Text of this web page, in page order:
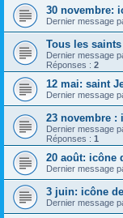
30 novembre:
Dernier message
Tous les
Dernier message
Réponses : 2
12 mai: saint
Dernier message
23 novembre :
Dernier message
Réponses : 1
20 août: icône
Dernier message
3 juin: icône
Dernier message